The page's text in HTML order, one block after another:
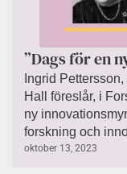
”Dags för en
Ingrid
Hall föreslår, i
ny
forskning och
oktober 13, 2023